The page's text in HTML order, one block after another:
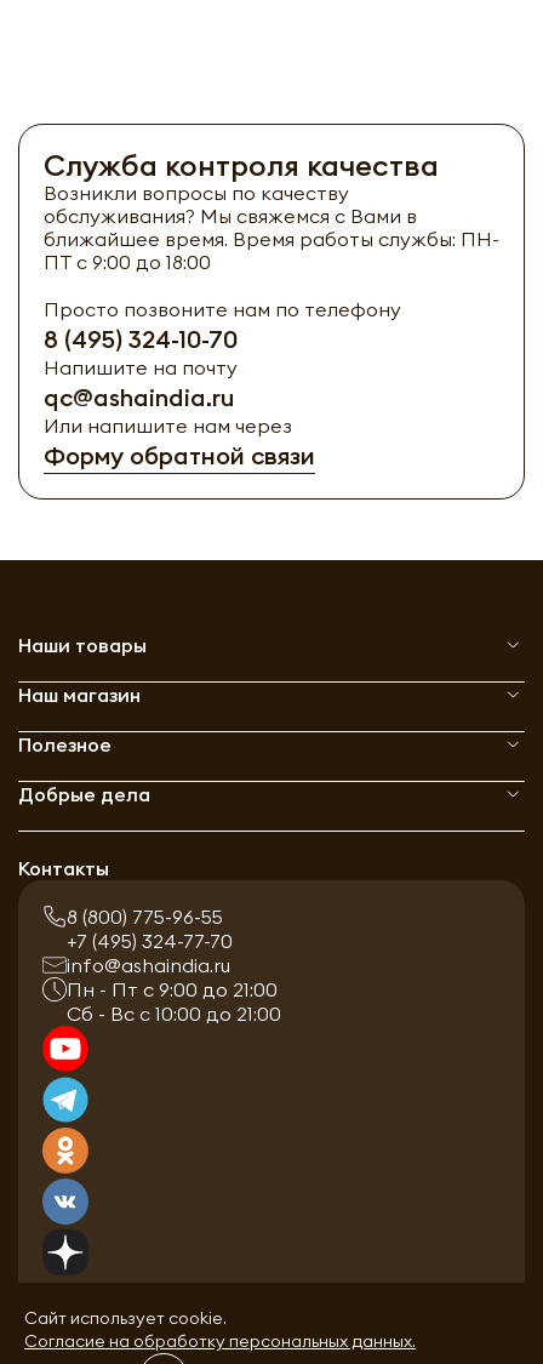
Служба контроля качества
Возникли вопросы по качеству
обслуживания? Мы свяжемся с Вами в
ближайшее время. Время работы службы: ПН-
ПТ с 9:00 до 18:00
Просто позвоните нам по телефону
8 (495) 324-10-70
Напишите на почту
qc@ashaindia.ru
Или напишите нам через
Форму обратной связи
Наши товары
Наш магазин
Полезное
Добрые дела
Контакты
8 (800) 775-96-55
+7 (495) 324-77-70
info@ashaindia.ru
Пн - Пт с 9:00 до 21:00
Сб - Вс с 10:00 до 21:00
Сайт использует cookie.
Согласие на обработку персональных данных.